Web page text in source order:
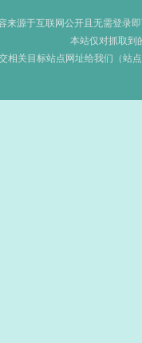
来源于互联网公开且无需登录
本站仅对抓取到
相关目标站点网址给我们（站